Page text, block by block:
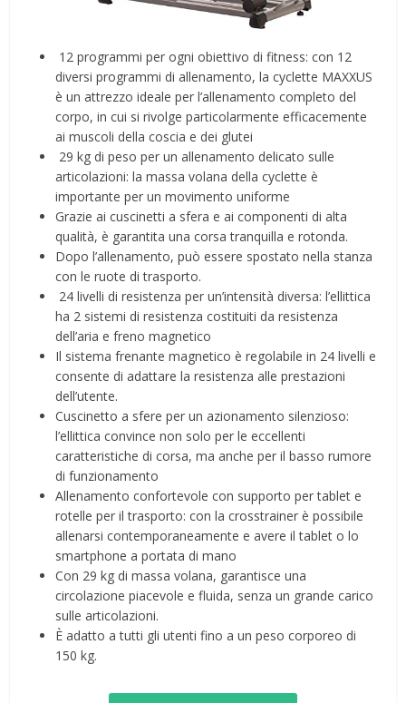
️ 12 programmi per ogni obiettivo di fitness: con 12
diversi programmi di allenamento, la cyclette MAXXUS
è un attrezzo ideale per l’allenamento completo del
corpo, in cui si rivolge particolarmente efficacemente
ai muscoli della coscia e dei glutei
️ 29 kg di peso per un allenamento delicato sulle
articolazioni: la massa volana della cyclette è
importante per un movimento uniforme
Grazie ai cuscinetti a sfera e ai componenti di alta
qualità, è garantita una corsa tranquilla e rotonda.
Dopo l’allenamento, può essere spostato nella stanza
con le ruote di trasporto.
️ 24 livelli di resistenza per un’intensità diversa: l’ellittica
ha 2 sistemi di resistenza costituiti da resistenza
dell’aria e freno magnetico
Il sistema frenante magnetico è regolabile in 24 livelli e
consente di adattare la resistenza alle prestazioni
dell’utente.
Cuscinetto a sfere per un azionamento silenzioso:
l’ellittica convince non solo per le eccellenti
caratteristiche di corsa, ma anche per il basso rumore
di funzionamento
Allenamento confortevole con supporto per tablet e
rotelle per il trasporto: con la crosstrainer è possibile
allenarsi contemporaneamente e avere il tablet o lo
smartphone a portata di mano
Con 29 kg di massa volana, garantisce una
circolazione piacevole e fluida, senza un grande carico
sulle articolazioni.
È adatto a tutti gli utenti fino a un peso corporeo di
150 kg.